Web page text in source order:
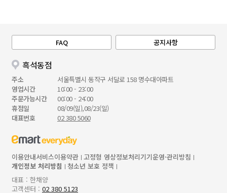
FAQ 공지사항
흑석동점
주소
서울특별시 동작구 서달로 158 명수대아파트
영업시간
10:00 - 23:00
주문가능시간
00:00 - 24:00
휴점일
08/09(일),08/23(일)
대표번호
02 380 5060
이용안내서비스이용약관 고정형 영상정보처리기기운영·관리방침
개인정보 처리방침
청소년 보호 정책
대표 : 한채양
고객센터 : 02 380 5123